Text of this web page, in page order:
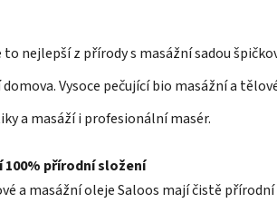
nejlepší z přírody s masážní sadou
Vysoce pečující bio masážní a
a masáží i profesionální masér.
100% přírodní složení
a masážní oleje Saloos mají čistě